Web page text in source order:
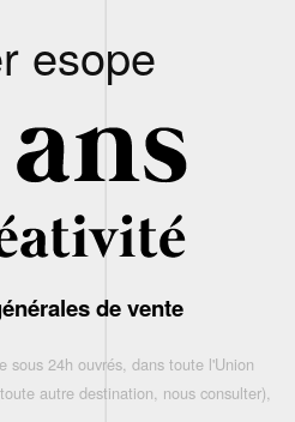
esope
de vente
sous 24h ouvrés, dans toute l'Union
autre destination, nous consulter),